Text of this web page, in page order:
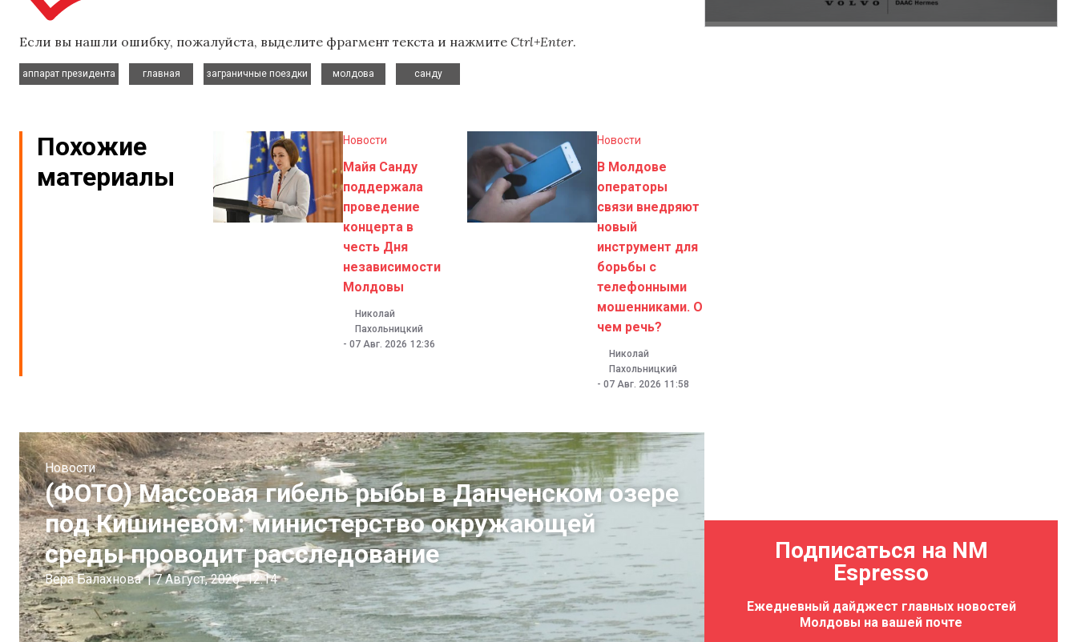
Если вы нашли ошибку, пожалуйста, выделите фрагмент текста и нажмите Ctrl+Enter.
аппарат президента
главная
заграничные поездки
молдова
санду
Похожие
материалы
Новости
Майя Санду
поддержала
проведение
концерта в
честь Дня
независимости
Молдовы
Николай
Пахольницкий
- 07 Авг. 2026 12:36
Новости
В Молдове
операторы
связи внедряют
новый
инструмент для
борьбы с
телефонными
мошенниками. О
чем речь?
Николай
Пахольницкий
- 07 Авг. 2026 11:58
Новости
(ФОТО) Массовая гибель рыбы в Данченском озере
под Кишиневом: министерство окружающей
среды проводит расследование
Вера Балахнова | 7 Август, 2026 12:14
Подписаться на NM
Espresso
Ежедневный дайджест главных новостей
Молдовы на вашей почте